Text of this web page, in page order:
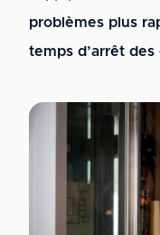
problèmes plus
temps d’arrêt